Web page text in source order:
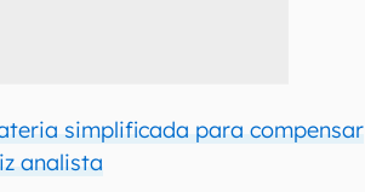
simplificada para compensar
analista